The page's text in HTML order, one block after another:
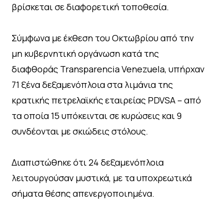
βρίσκεται σε διαφορετική τοποθεσία.
Σύμφωνα με έκθεση του Οκτωβρίου από την
μη κυβερνητική οργάνωση κατά της
διαφθοράς Transparencia Venezuela, υπήρχαν
71 ξένα δεξαμενόπλοια στα λιμάνια της
κρατικής πετρελαϊκής εταιρείας PDVSA – από
τα οποία 15 υπόκεινται σε κυρώσεις και 9
συνδέονται με σκιώδεις στόλους.
Διαπιστώθηκε ότι 24 δεξαμενόπλοια
λειτουργούσαν μυστικά, με τα υποχρεωτικά
σήματα θέσης απενεργοποιημένα.